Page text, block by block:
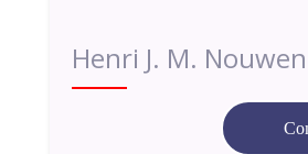
Henri J. M. Nouwen